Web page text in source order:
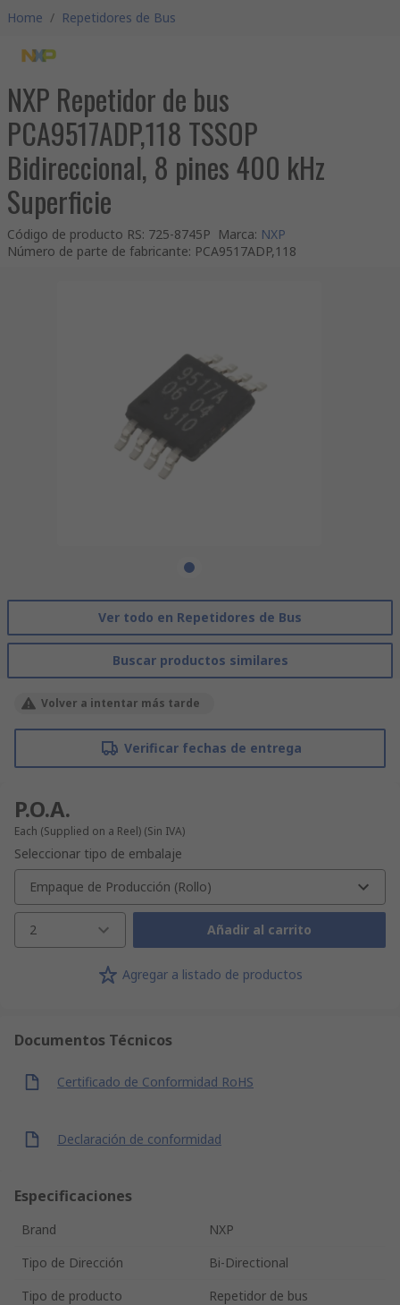
Home / Repetidores de Bus
NXP Repetidor de bus
PCA9517ADP,118 TSSOP
Bidireccional, 8 pines 400 kHz
Superficie
Código de producto RS: 725-8745P Marca: NXP
Número de parte de fabricante: PCA9517ADP,118
Ver todo en Repetidores de Bus
Buscar productos similares
Volver a intentar más tarde
Verificar fechas de entrega
P.O.A.
Each (Supplied on a Reel) (Sin IVA)
Seleccionar tipo de embalaje
Empaque de Producción (Rollo)
2 Añadir al carrito
Agregar a listado de productos
Documentos Técnicos
Certificado de Conformidad RoHS
Declaración de conformidad
Especificaciones
Brand
NXP
Tipo de Dirección
Bi-Directional
Tipo de producto
Repetidor de bus